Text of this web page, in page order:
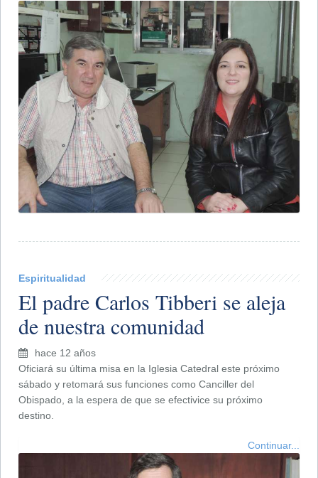
Espiritualidad
El padre Carlos Tibberi se aleja
de nuestra comunidad
hace 12 años
Oficiará su última misa en la Iglesia Catedral este próximo
sábado y retomará sus funciones como Canciller del
Obispado, a la espera de que se efectivice su próximo
destino.
Continuar...